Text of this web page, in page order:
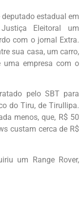
estadual em
Eleitoral um
com o jornal Extra.
sua casa, um carro,
uma empresa com o
pelo SBT para
do Tiru, de Tirullipa.
menos, que, R$ 50
custam cerca de R$
um Range Rover,